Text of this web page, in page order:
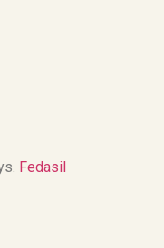
Fedasil